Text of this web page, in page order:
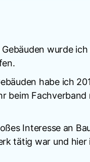
wurde
habe ich
beim
Interesse an
tätig war und